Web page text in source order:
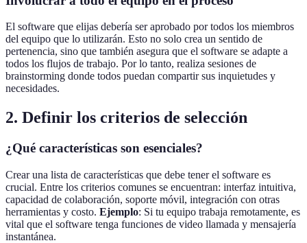
El software que elijas debería ser aprobado por todos los miembros
del equipo que lo utilizarán. Esto no solo crea un sentido de
pertenencia, sino que también asegura que el software se adapte a
todos los flujos de trabajo. Por lo tanto, realiza sesiones de
brainstorming donde todos puedan compartir sus inquietudes y
necesidades.
2. Definir los criterios de selección
¿Qué características son esenciales?
Crear una lista de características que debe tener el software es
crucial. Entre los criterios comunes se encuentran: interfaz intuitiva,
capacidad de colaboración, soporte móvil, integración con otras
herramientas y costo. Ejemplo: Si tu equipo trabaja remotamente, es
vital que el software tenga funciones de video llamada y mensajería
instantánea.